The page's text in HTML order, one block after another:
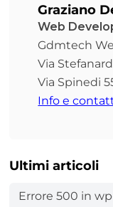
Graziano
Web
Gdmtech
Via
Via Spinedi
Info e
Ultimi articoli
Errore 500 in